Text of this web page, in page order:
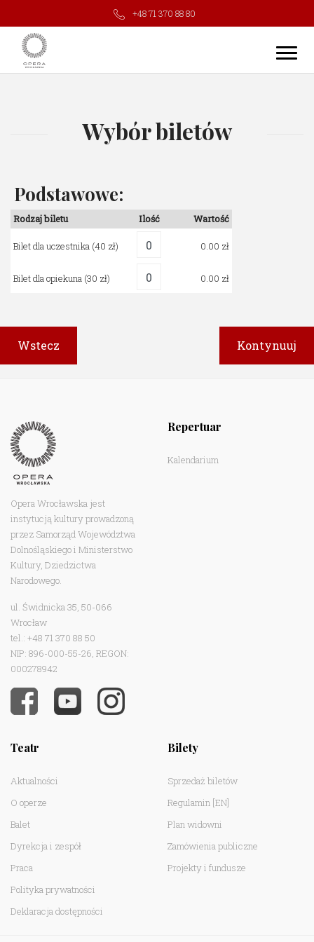
+48 71 370 88 80
Wybór biletów
Podstawowe:
Rodzaj biletu Ilość Wartość
Bilet dla uczestnika (40 zł) 0.00
Bilet dla opiekuna (30 zł) 0.00
Opera Wrocławska jest
instytucją kultury prowadzoną
przez Samorząd Województwa
Dolnośląskiego i Ministerstwo
Kultury, Dziedzictwa
Narodowego.
ul. Świdnicka 35, 50-066
Wrocław
tel.: +48 71 370 88 50
NIP: 896-000-55-26, REGON:
000278942
Repertuar
Kalendarium
Teatr
Aktualności
O operze
Balet
Dyrekcja i zespół
Praca
Polityka prywatności
Deklaracja dostępności
Bilety
Sprzedaż biletów
Regulamin [EN]
Plan widowni
Zamówienia publiczne
Projekty i fundusze